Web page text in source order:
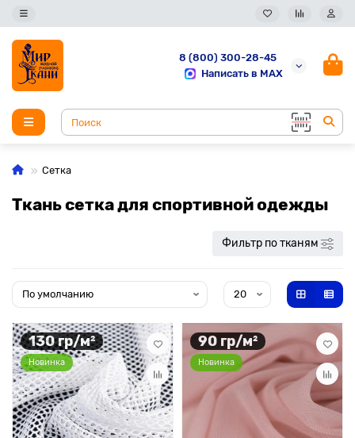
8 (800) 300-28-45
Написать в MAX
Сетка
Ткань сетка для спортивной одежды
Фильтр по тканям
130 гр/м²
Новинка
90 гр/м²
Новинка